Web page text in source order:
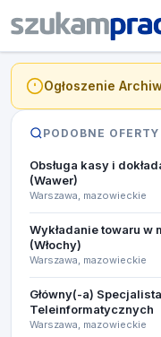
Ogłoszenie
PODOBNE OFERTY
Obsługa kasy i
(Wawer)
Warszawa, mazowieckie
Wykładanie towaru
(Włochy)
Warszawa, mazowieckie
Główny(-a)
Teleinformatycznych
Warszawa, mazowieckie